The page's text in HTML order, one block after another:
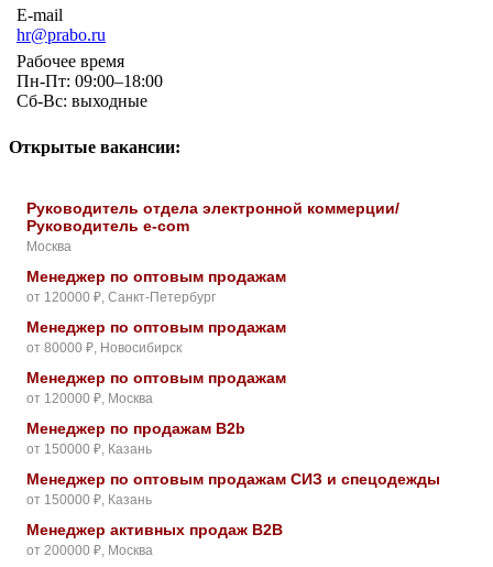
E-mail
hr@prabo.ru
Рабочее время
Пн-Пт: 09:00–18:00
Сб-Вс: выходные
Открытые вакансии:
Руководитель отдела электронной коммерции/
Руководитель e-com
Москва
Менеджер по оптовым продажам
от 120000 ₽, Санкт-Петербург
Менеджер по оптовым продажам
от 80000 ₽, Новосибирск
Менеджер по оптовым продажам
от 120000 ₽, Москва
Менеджер по продажам B2b
от 150000 ₽, Казань
Менеджер по оптовым продажам СИЗ и спецодежды
от 150000 ₽, Казань
Менеджер активных продаж B2B
от 200000 ₽, Москва